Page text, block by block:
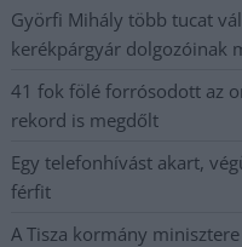
Györfi Mihály több tucat
kerékpárgyár dolgozóinak
41 fok fölé forrósodott az
rekord is megdőlt
Egy telefonhívást akart,
férfit
A Tisza kormány